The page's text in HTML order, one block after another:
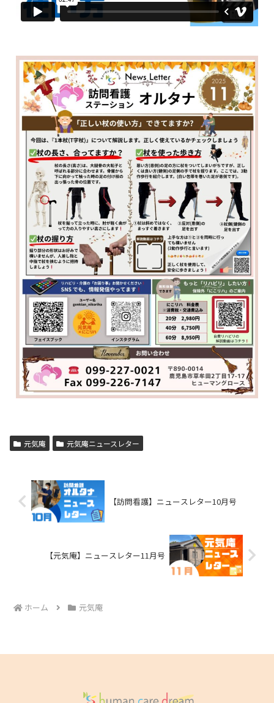
元気庵 元気庵ニュースレター
【訪問看護】ニュースレター10月号
【元気庵】ニュースレター11月号
ホーム 元気庵